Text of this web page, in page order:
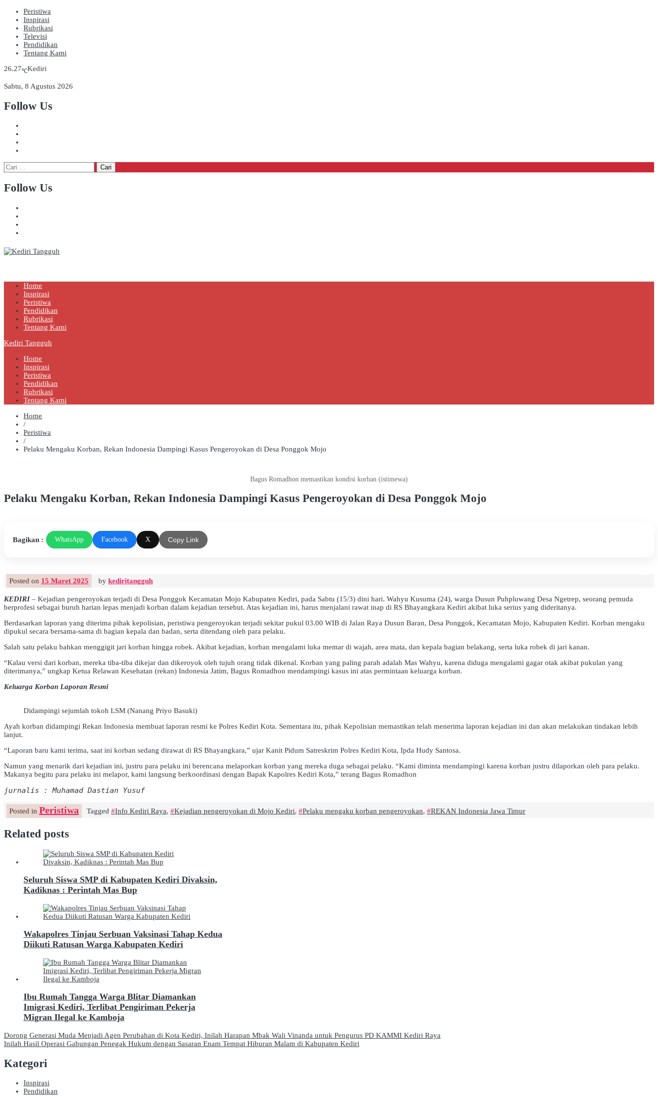
Peristiwa
Inspirasi
Rubrikasi
Televisi
Pendidikan
Tentang Kami
26.27℃Kediri
Sabtu, 8 Agustus 2026
Follow Us
Cari
untuk:
Follow Us
Home
Inspirasi
Peristiwa
Pendidikan
Rubrikasi
Tentang Kami
Kediri Tangguh
Home
Inspirasi
Peristiwa
Pendidikan
Rubrikasi
Tentang Kami
Home
/
Peristiwa
/
Pelaku Mengaku Korban, Rekan Indonesia Dampingi Kasus Pengeroyokan di Desa Ponggok Mojo
Bagus Romadhon memastikan kondisi korban (istimewa)
Pelaku Mengaku Korban, Rekan Indonesia Dampingi Kasus Pengeroyokan di Desa Ponggok Mojo
Bagikan : WhatsApp Facebook X Copy Link
Posted on 15 Maret 2025 by kediritangguh
KEDIRI– Kejadian pengeroyokan terjadi di Desa Ponggok Kecamatan Mojo Kabupaten Kediri, pada Sabtu (15/3) dini hari. Wahyu Kusuma (24), warga Dusun Puhpluwang Desa Ngetrep, seorang pemuda
berprofesi sebagai buruh harian lepas menjadi korban dalam kejadian tersebut. Atas kejadian ini, harus menjalani rawat inap di RS Bhayangkara Kediri akibat luka serius yang dideritanya.
Berdasarkan laporan yang diterima pihak kepolisian, peristiwa pengeroyokan terjadi sekitar pukul 03.00 WIB di Jalan Raya Dusun Baran, Desa Ponggok, Kecamatan Mojo, Kabupaten Kediri. Korban mengaku
dipukul secara bersama-sama di bagian kepala dan badan, serta ditendang oleh para pelaku.
Salah satu pelaku bahkan menggigit jari korban hingga robek. Akibat kejadian, korban mengalami luka memar di wajah, area mata, dan kepala bagian belakang, serta luka robek di jari kanan.
“Kalau versi dari korban, mereka tiba-tiba dikejar dan dikeroyok oleh tujuh orang tidak dikenal. Korban yang paling parah adalah Mas Wahyu, karena diduga mengalami gagar otak akibat pukulan yang
diterimanya,” ungkap Ketua Relawan Kesehatan (rekan) Indonesia Jatim, Bagus Romadhon mendampingi kasus ini atas permintaan keluarga korban.
Keluarga Korban Laporan Resmi
Didampingi sejumlah tokoh LSM (Nanang Priyo Basuki)
Ayah korban didampingi Rekan Indonesia membuat laporan resmi ke Polres Kediri Kota. Sementara itu, pihak Kepolisian memastikan telah menerima laporan kejadian ini dan akan melakukan tindakan lebih
lanjut.
“Laporan baru kami terima, saat ini korban sedang dirawat di RS Bhayangkara,” ujar Kanit Pidum Satreskrim Polres Kediri Kota, Ipda Hudy Santosa.
Namun yang menarik dari kejadian ini, justru para pelaku ini berencana melaporkan korban yang mereka duga sebagai pelaku. “Kami diminta mendampingi karena korban justru dilaporkan oleh para pelaku.
Makanya begitu para pelaku ini melapor, kami langsung berkoordinasi dengan Bapak Kapolres Kediri Kota,” terang Bagus Romadhon
jurnalis : Muhamad Dastian Yusuf
Posted in Peristiwa Tagged Info Kediri Raya, Kejadian pengeroyokan di Mojo Kediri, Pelaku mengaku korban pengeroyokan, REKAN Indonesia Jawa Timur
Related posts
Seluruh Siswa SMP di Kabupaten Kediri Divaksin,
Kadiknas : Perintah Mas Bup
Wakapolres Tinjau Serbuan Vaksinasi Tahap Kedua
Diikuti Ratusan Warga Kabupaten Kediri
Ibu Rumah Tangga Warga Blitar Diamankan
Imigrasi Kediri, Terlibat Pengiriman Pekerja
Migran Ilegal ke Kamboja
Navigasi
pos
Dorong Generasi Muda Menjadi Agen Perubahan di Kota Kediri, Inilah Harapan Mbak Wali Vinanda untuk Pengurus PD KAMMI Kediri Raya
Inilah Hasil Operasi Gabungan Penegak Hukum dengan Sasaran Enam Tempat Hiburan Malam di Kabupaten Kediri
Kategori
Inspirasi
Pendidikan